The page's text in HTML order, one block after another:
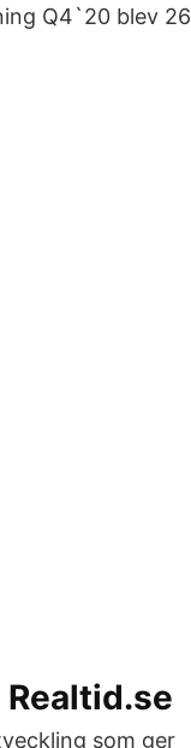
Q4`20 blev 26
som ger